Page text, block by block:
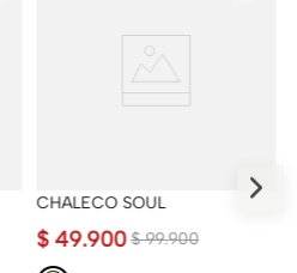
CHALECO SOUL
$ 99.900
$ 49.900